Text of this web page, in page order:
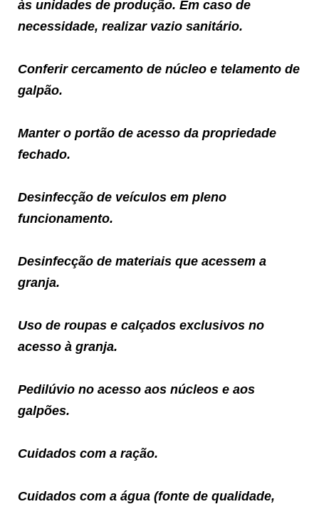
às unidades de produção. Em caso de
necessidade, realizar vazio sanitário.
Conferir cercamento de núcleo e telamento de
galpão.
Manter o portão de acesso da propriedade
fechado.
Desinfecção de veículos em pleno
funcionamento.
Desinfecção de materiais que acessem a
granja.
Uso de roupas e calçados exclusivos no
acesso à granja.
Pedilúvio no acesso aos núcleos e aos
galpões.
Cuidados com a ração.
Cuidados com a água (fonte de qualidade,